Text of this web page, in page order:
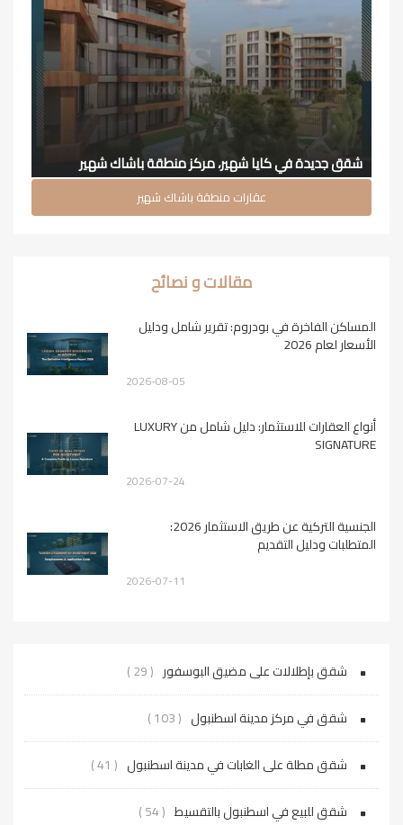
شقق جديدة في كايا شهير، مركز منطقة باشاك شهير
عقارات منطقة باشاك شهير
مقالات و نصائح
المساكن الفاخرة في بودروم: تقرير شامل ودليل
الأسعار لعام 2026
2026-08-05
أنواع العقارات للاستثمار: دليل شامل من LUXURY
SIGNATURE
2026-07-24
الجنسية التركية عن طريق الاستثمار 2026:
المتطلبات ودليل التقديم
2026-07-11
شقق بإطلالات على مضيق البوسفور ( 29 )
شقق في مركز مدينة اسطنبول ( 103 )
شقق مطلة على الغابات في مدينة اسطنبول ( 41 )
شقق للبيع في اسطنبول بالتقسيط ( 54 )